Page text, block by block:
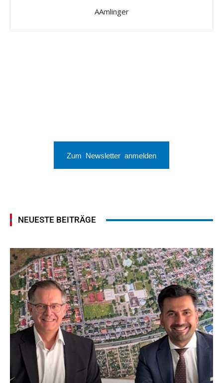
AAmlinger
Zum Newsletter anmelden
NEUESTE BEITRÄGE